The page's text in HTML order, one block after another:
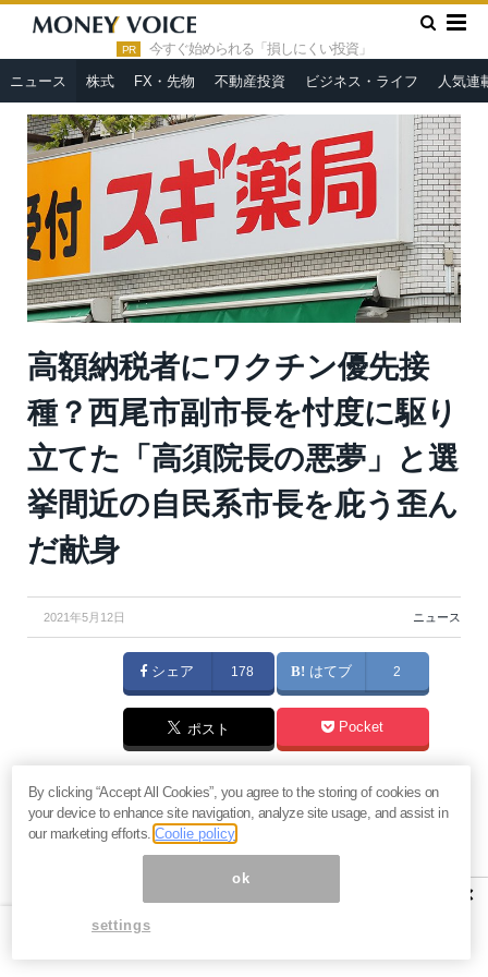
PR 今すぐ始められる「損しにくい投資」
ニュース 株式 FX・先物 不動産投資 ビジネス・ライフ 人気連
HOME » ニュース »
高額納税者にワクチン優先接種？西尾市副
市長を忖度に駆り立てた「高須院長の悪夢」と選挙間近の自民系市
高額納税者にワクチン優先接
種？西尾市副市長を忖度に駆り
立てた「高須院長の悪夢」と選
挙間近の自民系市長を庇う歪ん
だ献身
2021年5月12日 ニュース
シェア 178 はてブ 2
ポスト Pocket
新型コロナワクチンの接種を巡って、愛知県西尾市が
同市内に住むスギ薬局創業者の杉浦広一会長とその妻
の予約枠を優先的に確保するように便宜を図っていた
。「上級国民への優遇」だと、多くの批判
疑惑の発覚を受けて西尾市は、11日に中村健市長と近
×
By clicking “Accept All Cookies”, you agree to the storing of cookies on
your device to enhance site navigation, analyze site usage, and assist in
our marketing efforts.Coolie policy
ok
settings